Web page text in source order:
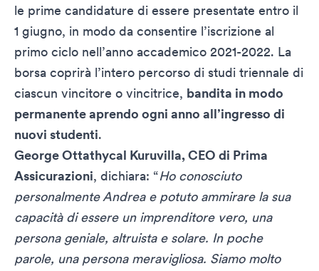
le prime candidature di essere presentate entro il
1 giugno, in modo da consentire l’iscrizione al
primo ciclo nell’anno accademico 2021-2022. La
borsa coprirà l’intero percorso di studi triennale di
ciascun vincitore o vincitrice, bandita in modo
permanente aprendo ogni anno all’ingresso di
nuovi studenti.
George Ottathycal Kuruvilla, CEO di Prima
Assicurazioni, dichiara: “Ho conosciuto
personalmente Andrea e potuto ammirare la sua
capacità di essere un imprenditore vero, una
persona geniale, altruista e solare. In poche
parole, una persona meravigliosa. Siamo molto